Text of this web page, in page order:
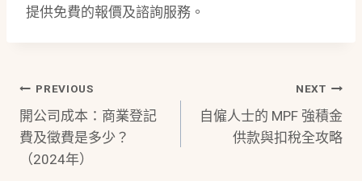
提供免費的報價及諮詢服務。
Post
Navigation
PREVIOUS
開公司成本：商業登記
費及徵費是多少？
（2024年）
NEXT
自僱人士的 MPF 強積金
供款與扣稅全攻略